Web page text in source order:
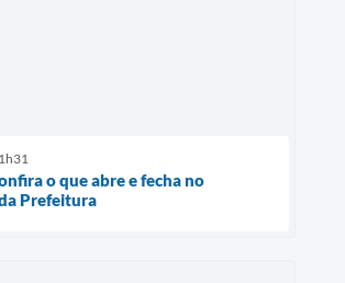
o que abre e fecha no
Prefeitura